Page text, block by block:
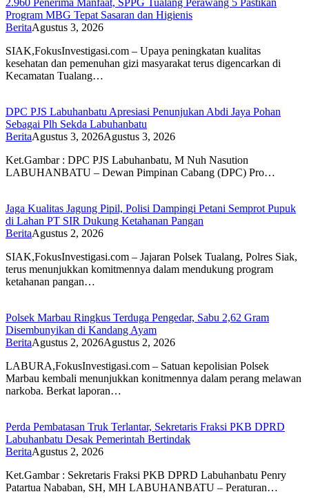
Program MBG Tepat Sasaran dan Higienis
BeritaAgustus 3, 2026
SIAK,FokusInvestigasi.com – Upaya peningkatan kualitas
kesehatan dan pemenuhan gizi masyarakat terus digencarkan di
Kecamatan Tualang…
DPC PJS Labuhanbatu Apresiasi Penunjukan Abdi Jaya Pohan
Sebagai Plh Sekda Labuhanbatu
BeritaAgustus 3, 2026Agustus 3, 2026
Ket.Gambar : DPC PJS Labuhanbatu, M Nuh Nasution
LABUHANBATU – Dewan Pimpinan Cabang (DPC) Pro…
Jaga Kualitas Jagung Pipil, Polisi Dampingi Petani Semprot Pupuk
di Lahan PT SIR Dukung Ketahanan Pangan
BeritaAgustus 2, 2026
SIAK,FokusInvestigasi.com – Jajaran Polsek Tualang, Polres Siak,
terus menunjukkan komitmennya dalam mendukung program
ketahanan pangan…
Polsek Marbau Ringkus Terduga Pengedar, Sabu 2,62 Gram
Disembunyikan di Kandang Ayam
BeritaAgustus 2, 2026Agustus 2, 2026
LABURA,FokusInvestigasi.com – Satuan kepolisian Polsek
Marbau kembali menunjukkan konitmennya dalam perang melawan
narkoba. Berkat laporan…
Perda Pembatasan Truk Terlantar, Sekretaris Fraksi PKB DPRD
Labuhanbatu Desak Pemerintah Bertindak
BeritaAgustus 2, 2026
Ket.Gambar : Sekretaris Fraksi PKB DPRD Labuhanbatu Penry
Patartua Nababan, SH, MH LABUHANBATU – Peraturan…